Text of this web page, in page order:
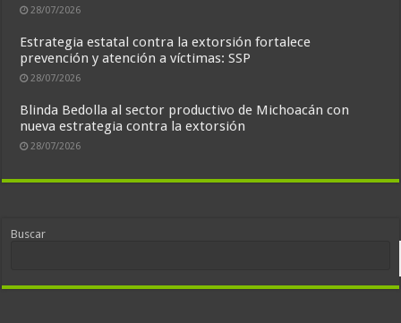
28/07/2026
Estrategia estatal contra la extorsión fortalece
prevención y atención a víctimas: SSP
28/07/2026
Blinda Bedolla al sector productivo de Michoacán con
nueva estrategia contra la extorsión
28/07/2026
Buscar